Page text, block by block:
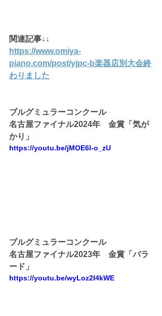
関連記事↓↓
https://www.omiya-
piano.com/post/yjpc-b楽器店別大会終
わりました
ブルグミュラーコンクール
名古屋ファイナル2024年　金賞「気が
かり」
https://youtu.be/jMOE6l-o_zU
ブルグミュラーコンクール
名古屋ファイナル2023年　金賞「バラ
ード」
https://youtu.be/wyLoz2I4kWE